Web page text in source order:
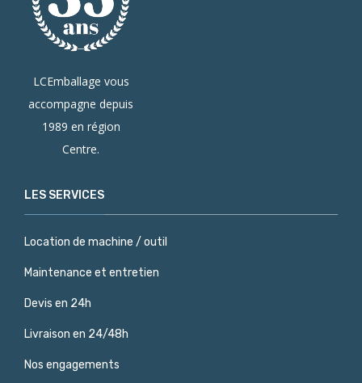
LCEmballage vous
accompagne depuis
1989 en région
Centre.
LES SERVICES
Location de machine / outil
Maintenance et entretien
Devis en 24h
Livraison en 24/48h
Nos engagements